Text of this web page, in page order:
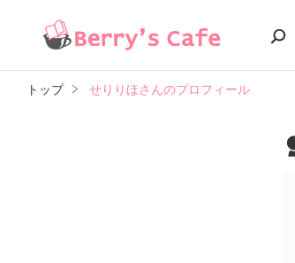
トップ せりりほさんのプロフィール